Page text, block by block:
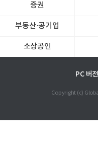
증권
부동산·공기업
소상공인
PC 버전
Copyright (c)